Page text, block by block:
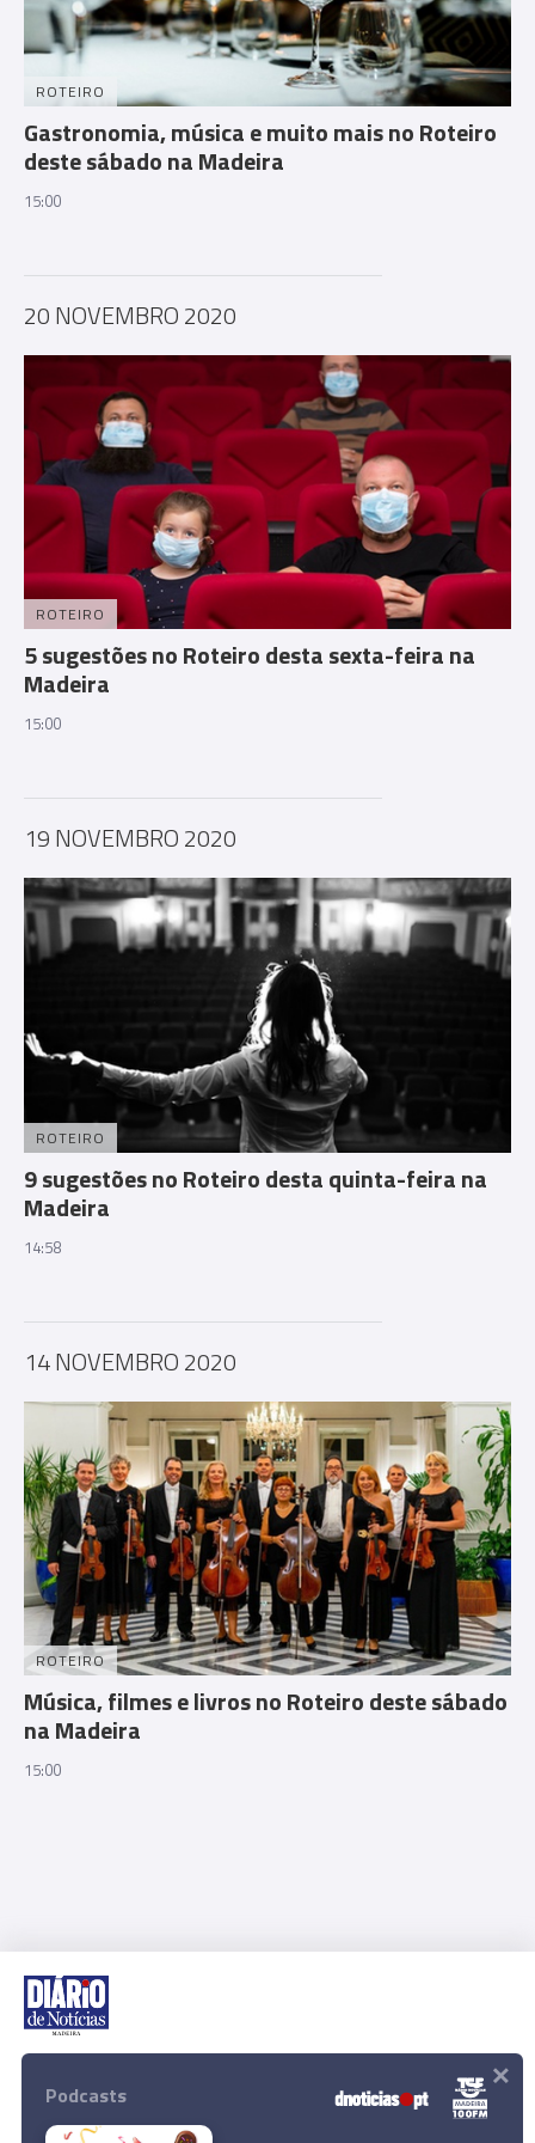
ROTEIRO
Gastronomia, música e muito mais no Roteiro
deste sábado na Madeira
15:00
20 NOVEMBRO 2020
ROTEIRO
5 sugestões no Roteiro desta sexta-feira na
Madeira
15:00
19 NOVEMBRO 2020
ROTEIRO
9 sugestões no Roteiro desta quinta-feira na
Madeira
14:58
14 NOVEMBRO 2020
ROTEIRO
Música, filmes e livros no Roteiro deste sábado
na Madeira
15:00
Rua Dr. Fernão de Ornelas, 56 - 3º
291 202 300
Podcasts ×